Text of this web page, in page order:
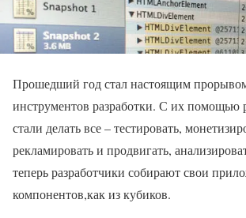
Прошедший год стал настоящим
инструментов разработки. С их помощью
стали делать все – тестировать,
рекламировать и продвигать,
теперь разработчики собирают свои
компонентов,как из кубиков.